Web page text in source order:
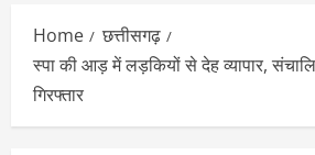
Home
छत्तीसगढ़
स्पा की आड़ में लड़कियों से देह व्यापार,
गिरफ्तार